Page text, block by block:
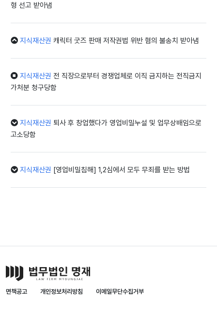
형 선고 받아냄
지식재산권 캐릭터 굿즈 판매 저작권법 위반 혐의 불송치 받아냄
지식재산권 전 직장으로부터 경쟁업체로 이직 금지하는 전직금지
가처분 청구당함
지식재산권 퇴사 후 창업했다가 영업비밀누설 및 업무상배임으로
고소당함
지식재산권 [영업비밀침해] 1,2심에서 모두 무죄를 받는 방법
면책공고 개인정보처리방침 이메일무단수집거부